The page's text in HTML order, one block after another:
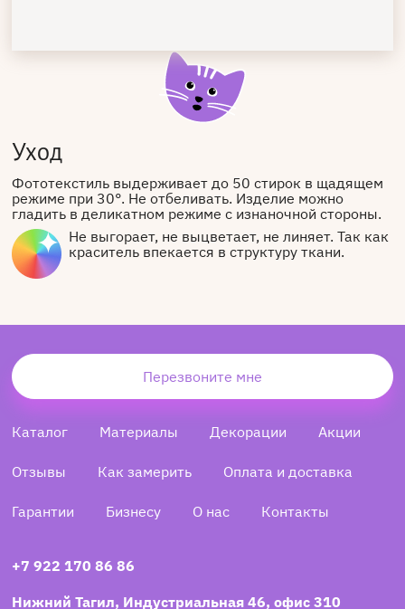
Уход
Фототекстиль выдерживает до 50 стирок в щадящем
режиме при 30°. Не отбеливать. Изделие можно
гладить в деликатном режиме с изнаночной стороны.
Не выгорает, не выцветает, не линяет. Так как
краситель впекается в структуру ткани.
Перезвоните мне
Каталог Материалы Декорации Акции
Отзывы Как замерить Оплата и доставка
Гарантии Бизнесу О нас Контакты
+7 922 170 86 86
Нижний Тагил, Индустриальная 46, офис 310